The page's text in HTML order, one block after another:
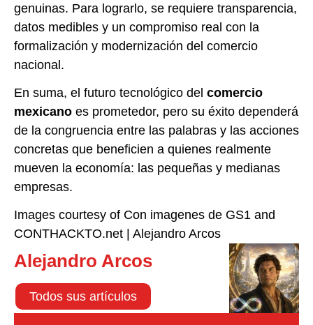
genuinas. Para lograrlo, se requiere transparencia,
datos medibles y un compromiso real con la
formalización y modernización del comercio
nacional.
En suma, el futuro tecnológico del comercio
mexicano es prometedor, pero su éxito dependerá
de la congruencia entre las palabras y las acciones
concretas que beneficien a quienes realmente
mueven la economía: las pequeñas y medianas
empresas.
Images courtesy of Con imagenes de GS1 and
CONTHACKTO.net | Alejandro Arcos
Alejandro Arcos
Todos sus artículos